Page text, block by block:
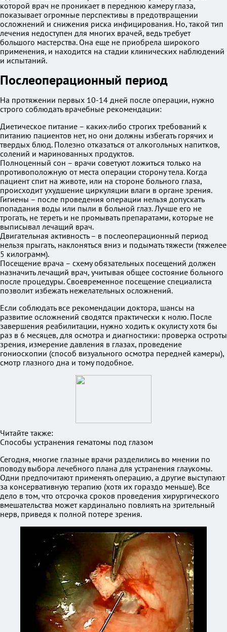
которой врач не проникает в переднюю камеру глаза,
показывает огромные перспективы в предотвращении
осложнений и снижения риска инфицирования. Но, такой тип
лечения недоступен для многих врачей, ведь требует
большого мастерства. Она еще не приобрела широкого
применения, и находится на стадии клинических наблюдений
и испытаний.
Послеоперационный период
На протяжении первых 10-14 дней после операции, нужно
строго соблюдать врачебные рекомендации:
Диетическое питание – каких-либо строгих требований к
питанию пациентов нет, но они должны избегать горячих и
твердых блюд. Полезно отказаться от алкогольных напитков,
солений и маринованных продуктов.
Полноценный сон – врачи советуют ложиться только на
противоположную от места операции сторону тела. Когда
пациент спит на животе, или на стороне больного глаза,
происходит ухудшение циркуляции влаги в органе зрения.
Гигиены – после проведения операции нельзя допускать
попадания воды или пыли в больной глаз. Лучше его не
трогать, не тереть и не промывать препаратами, которые не
выписывал лечащий врач.
Двигательная активность – в послеоперационный период
нельзя прыгать, наклоняться вниз и подымать тяжести (тяжелее
5 килограмм).
Посещение врача – схему обязательных посещений должен
назначить лечащий врач, учитывая общее состояние больного
после процедуры. Своевременное посещение специалиста
позволит избежать нежелательных осложнений.
Если соблюдать все рекомендации доктора, шансы на
развитие осложнений сводятся практически к нолю. После
завершения реабилитации, нужно ходить к окулисту хотя бы
раз в 6 месяцев, для осмотра и диагностики: проверка остроты
зрения, измерение давления в глазах, проведение
гониоскопии (способ визуального осмотра передней камеры),
смотр глазного дна и тому подобное.
Читайте также:
Способы устранения гематомы под глазом
Сегодня, многие глазные врачи разделились во мнении по
поводу выбора лечебного плана для устранения глаукомы.
Одни предпочитают применять операцию, а другие выступают
за консервативную терапию (хотя их гораздо меньше). Все
дело в том, что отсрочка сроков проведения хирургического
вмешательства может кардинально повлиять на зрительный
нерв, приведя к полной потере зрения.